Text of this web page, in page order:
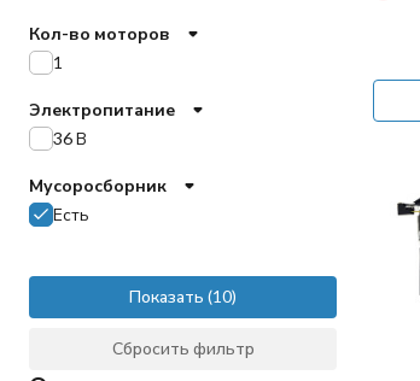
Кол-во моторов
1
Электропитание
36 В
Мусоросборник
Есть
Показать
Сбросить фильтр